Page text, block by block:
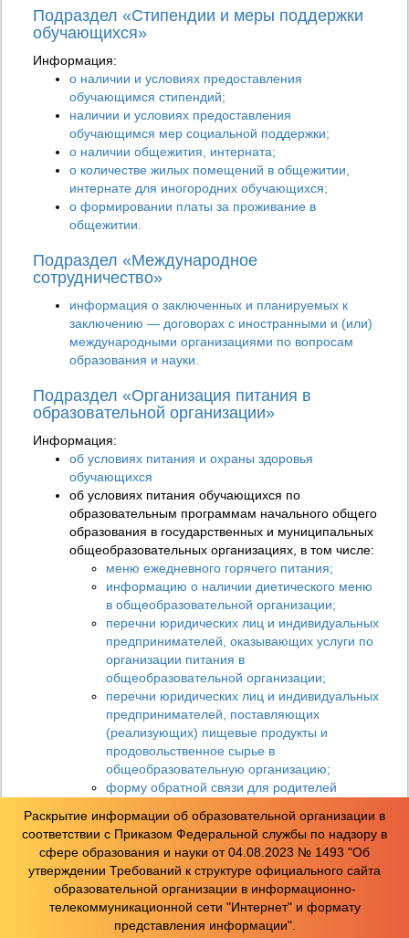
Подраздел «Стипендии и меры поддержки
обучающихся»
Информация:
о наличии и условиях предоставления
обучающимся стипендий;
наличии и условиях предоставления
обучающимся мер социальной поддержки;
о наличии общежития, интерната;
о количестве жилых помещений в общежитии,
интернате для иногородних обучающихся;
о формировании платы за проживание в
общежитии.
Подраздел «Международное
сотрудничество»
информация о заключенных и планируемых к
заключению — договорах с иностранными и (или)
международными организациями по вопросам
образования и науки.
Подраздел «Организация питания в
образовательной организации»
Информация:
об условиях питания и охраны здоровья
обучающихся
об условиях питания обучающихся по
образовательным программам начального общего
образования в государственных и муниципальных
общеобразовательных организациях, в том числе:
меню ежедневного горячего питания;
информацию о наличии диетического меню
в общеобразовательной организации;
перечни юридических лиц и индивидуальных
предпринимателей, оказывающих услуги по
организации питания в
общеобразовательной организации;
перечни юридических лиц и индивидуальных
предпринимателей, поставляющих
(реализующих) пищевые продукты и
продовольственное сырье в
общеобразовательную организацию;
форму обратной связи для родителей
родителей по питанию.
Подраздел «Образовательные стандарты и
требования»
Информация:
о федеральных государственных образовательных
Раскрытие информации об образовательной организации в
соответствии с Приказом Федеральной службы по надзору в
сфере образования и науки от 04.08.2023 № 1493 "Об
утверждении Требований к структуре официального сайта
образовательной организации в информационно-
телекоммуникационной сети "Интернет" и формату
представления информации".